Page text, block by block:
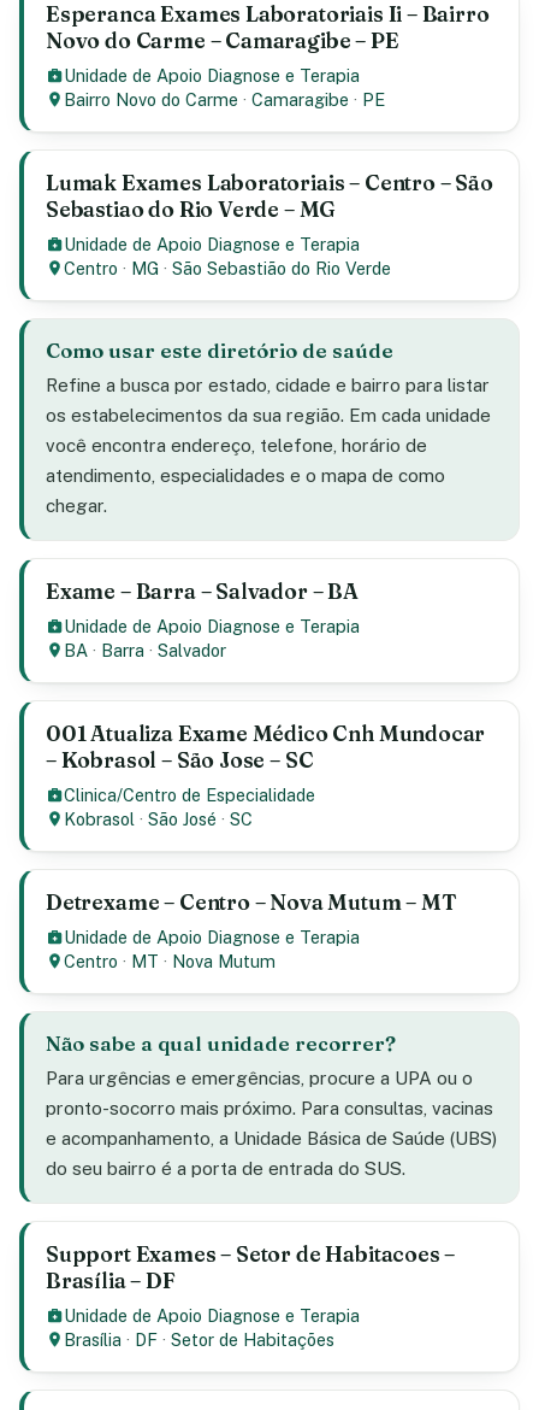
Esperanca Exames Laboratoriais Ii – Bairro
Novo do Carme – Camaragibe – PE
Unidade de Apoio Diagnose e Terapia
Bairro Novo do Carme ·Camaragibe · PE
Lumak Exames Laboratoriais – Centro – São
Sebastiao do Rio Verde – MG
Unidade de Apoio Diagnose e Terapia
Centro · MG ·São Sebastião do Rio Verde
Como usar este diretório de saúde
Refine a busca por estado, cidade e bairro para listar
os estabelecimentos da sua região. Em cada unidade
você encontra endereço, telefone, horário de
atendimento, especialidades e o mapa de como
chegar.
Exame – Barra – Salvador – BA
Unidade de Apoio Diagnose e Terapia
BA · Barra ·Salvador
001 Atualiza Exame Médico Cnh Mundocar
– Kobrasol – São Jose – SC
Clinica/Centro de Especialidade
Kobrasol ·São José ·SC
Detrexame – Centro – Nova Mutum – MT
Unidade de Apoio Diagnose e Terapia
Centro · MT · Nova Mutum
Não sabe a qual unidade recorrer?
Para urgências e emergências, procure a UPA ou o
pronto-socorro mais próximo. Para consultas, vacinas
e acompanhamento, a Unidade Básica de Saúde (UBS)
do seu bairro é a porta de entrada do SUS.
Support Exames – Setor de Habitacoes –
Brasília – DF
Unidade de Apoio Diagnose e Terapia
Brasília · DF ·Setor de Habitações